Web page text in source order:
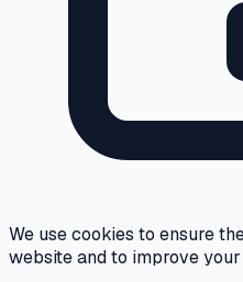
We use cookies to ensure
website and to improve